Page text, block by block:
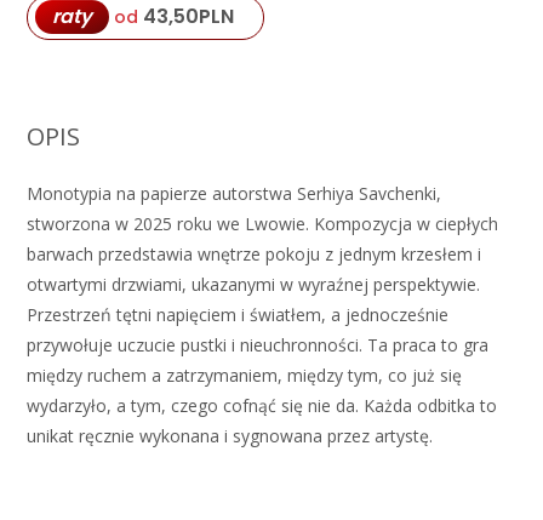
raty od 43,50PLN
OPIS
Monotypia na papierze autorstwa Serhiya Savchenki,
stworzona w 2025 roku we Lwowie. Kompozycja w ciepłych
barwach przedstawia wnętrze pokoju z jednym krzesłem i
otwartymi drzwiami, ukazanymi w wyraźnej perspektywie.
Przestrzeń tętni napięciem i światłem, a jednocześnie
przywołuje uczucie pustki i nieuchronności. Ta praca to gra
między ruchem a zatrzymaniem, między tym, co już się
wydarzyło, a tym, czego cofnąć się nie da. Każda odbitka to
unikat ręcznie wykonana i sygnowana przez artystę.